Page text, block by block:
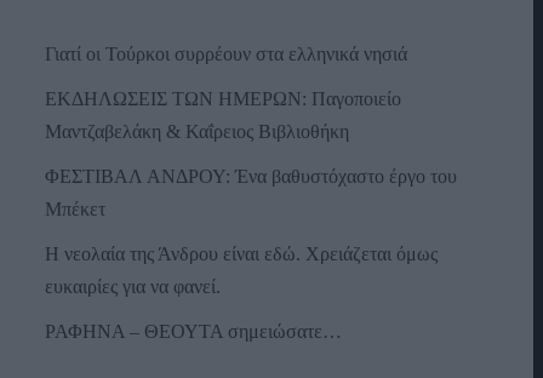
Γιατί οι Τούρκοι συρρέουν στα ελληνικά νησιά
ΕΚΔΗΛΩΣΕΙΣ ΤΩΝ ΗΜΕΡΩΝ: Παγοποιείο
Μαντζαβελάκη & Καΐρειος Βιβλιοθήκη
ΦΕΣΤΙΒΑΛ ΑΝΔΡΟΥ: Ένα βαθυστόχαστο έργο του
Μπέκετ
Η νεολαία της Άνδρου είναι εδώ. Χρειάζεται όμως
ευκαιρίες για να φανεί.
ΡΑΦΗΝΑ – ΘΕΟΥΤΑ σημειώσατε…